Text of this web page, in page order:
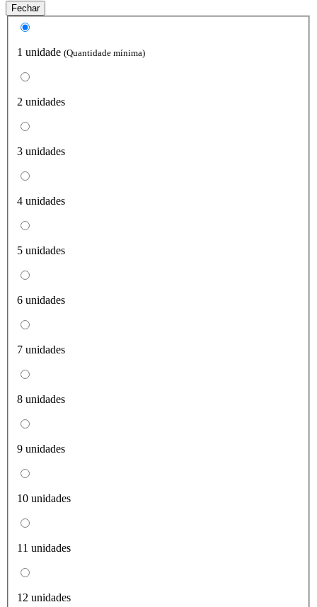
Fechar
1 unidade (Quantidade mínima)
2 unidades
3 unidades
4 unidades
5 unidades
6 unidades
7 unidades
8 unidades
9 unidades
10 unidades
11 unidades
12 unidades